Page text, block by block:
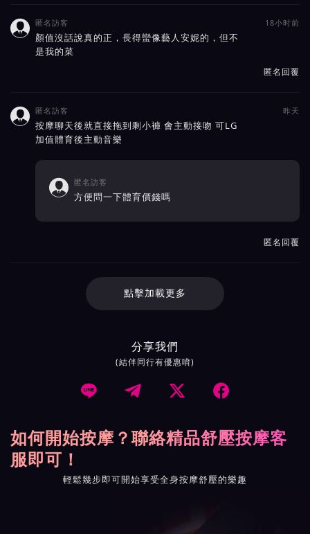
 匿名訪客 18小时前
顏值沒話說真的正，長得蠻像藝人安妮的，但不
是我的菜
匿名回覆
 匿名訪客 昨天
按摩聊天後就直接拖到剩小褲 會主動接吻 可LG
加值體育後主動音樂
 匿名訪客
方便問一下體育價錢嗎
匿名回覆
點擊加載更多
分享我們
(結伴同行有優惠唷)
   
如何開始按摩？聯絡精品舒壓按摩客
服即可！
輕鬆幾步即可開始享受全身按摩舒壓的樂趣